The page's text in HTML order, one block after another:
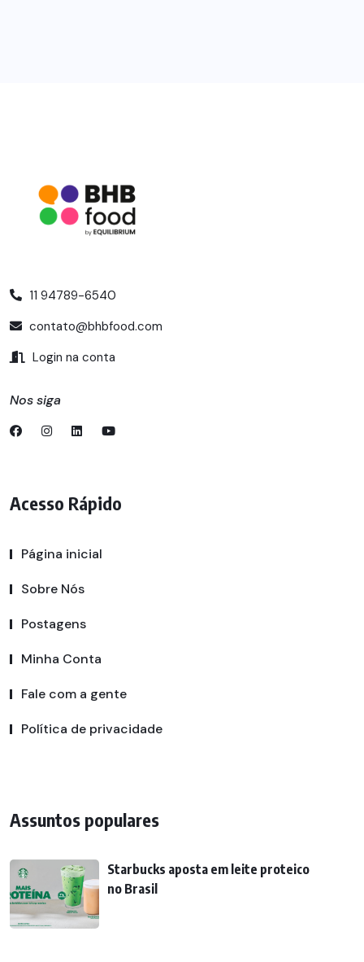
11 94789-6540
contato@bhbfood.com
Login na conta
Nos siga
Acesso Rápido
Página inicial
Sobre Nós
Postagens
Minha Conta
Fale com a gente
Política de privacidade
Assuntos populares
Starbucks aposta em leite proteico
no Brasil